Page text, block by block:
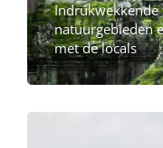
Indrukwekkende
natuurgebieden
met de locals